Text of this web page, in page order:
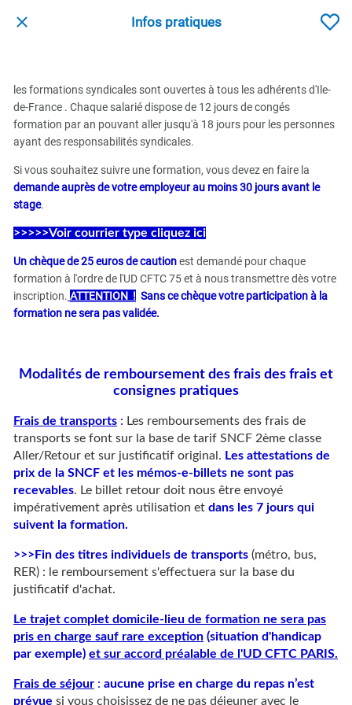
Infos pratiques
les formations syndicales sont ouvertes à tous les adhérents d'Ile-
de-France . Chaque salarié dispose de 12 jours de congés
formation par an pouvant aller jusqu'à 18 jours pour les personnes
ayant des responsabilités syndicales.
Si vous souhaitez suivre une formation, vous devez en faire la
demande auprès de votre employeur au moins 30 jours avant le
stage.
>>>>>Voir courrier type cliquez ici
Un chèque de 25 euros de cautionest demandé pour chaque
formation à l'ordre de l'UD CFTC 75 et à nous transmettre dès votre
inscription. ATTENTION ! Sans ce chèque votre participation à la
formation ne sera pas validée.
Modalités de remboursement des frais des frais et
consignes pratiques
Frais de transports : Les remboursements des frais de
transports se font sur la base de tarif SNCF 2ème classe
Aller/Retour et sur justificatif original. Les attestations de
prix de la SNCF et les mémos-e-billets ne sont pas
recevables. Le billet retour doit nous être envoyé
impérativement après utilisation et dans les 7 jours qui
suivent la formation.
>>>Fin des titres individuels de transports (métro, bus,
RER) : le remboursement s'effectuera sur la base du
justificatif d'achat.
Le trajet complet domicile-lieu de formation ne sera pas
pris en charge sauf rare exception (situation d'handicap
par exemple) et sur accord préalable de l'UD CFTC PARIS.
Frais de séjour : aucune prise en charge du repas n’est
prévue si vous choisissez de ne pas déjeuner avec le